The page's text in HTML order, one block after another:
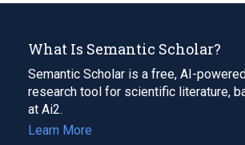
What Is Semantic Scholar?
Semantic Scholar is a free, AI-
research tool for scientific literature,
at Ai2.
Learn More